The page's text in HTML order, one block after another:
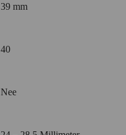
39 mm
40
Nee